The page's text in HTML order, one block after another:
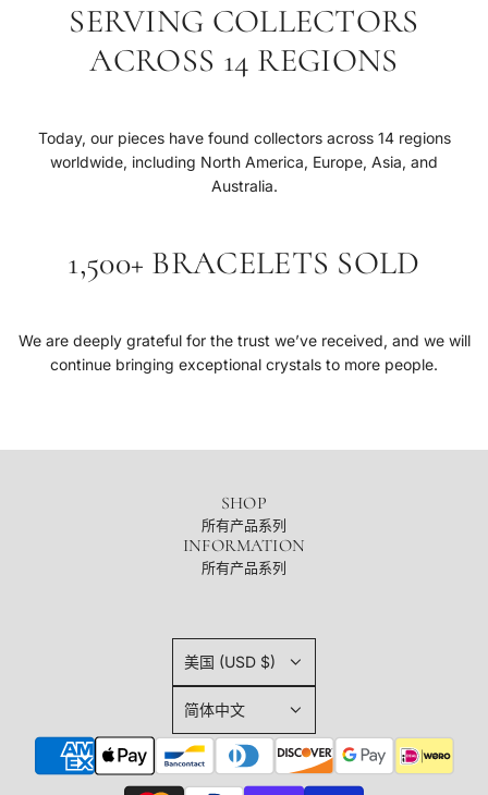
SERVING COLLECTORS
ACROSS 14 REGIONS
Today, our pieces have found collectors across 14 regions
worldwide, including North America, Europe, Asia, and
Australia.
1,500+ BRACELETS SOLD
We are deeply grateful for the trust we’ve received, and we will
continue bringing exceptional crystals to more people.
SHOP
所有产品系列
INFORMATION
所有产品系列
美国 (USD $)
简体中文